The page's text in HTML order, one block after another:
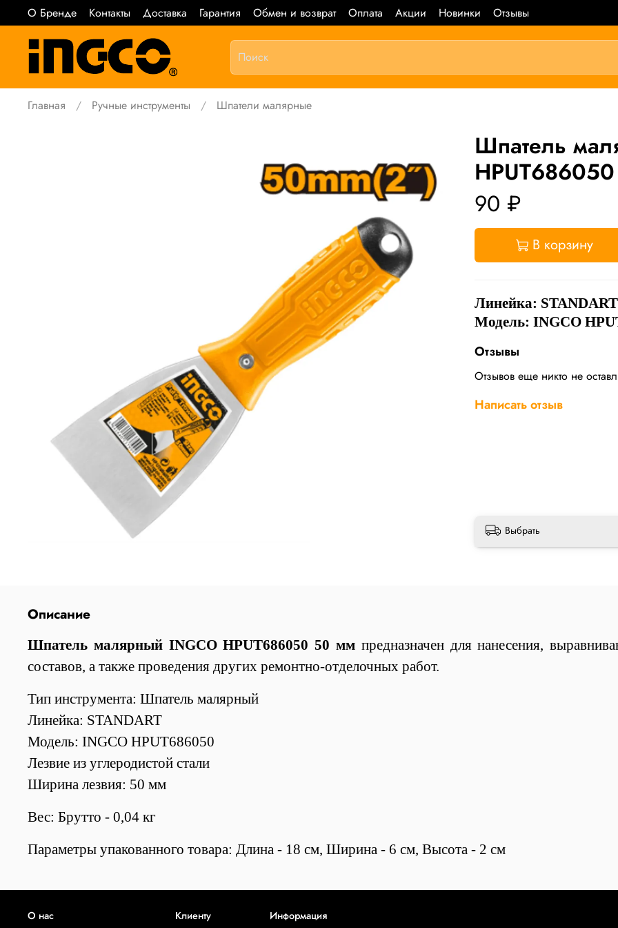
О Бренде Контакты Доставка Гарантия Обмен и возврат Оплата Акции Новинки Отзывы
Главная Ручные инструменты Шпатели малярные
Шпатель
90 ₽
В корзину
Линейка: STANDART
Модель: INGCO
Отзывы
Отзывов еще никто не
Написать отзыв
Выбрать
Описание
Шпатель малярный INGCO HPUT686050 50 ммпредназначен для нанесения,
составов, а также проведения других ремонтно-отделочных работ.
Тип инструмента: Шпатель малярный
Линейка: STANDART
Модель: INGCO HPUT686050
Лезвие из углеродистой стали
Ширина лезвия: 50 мм
Вес: Брутто - 0,04 кг
Параметры упакованного товара: Длина - 18 см, Ширина - 6 см, Высота - 2 см
О нас Клиенту Информация